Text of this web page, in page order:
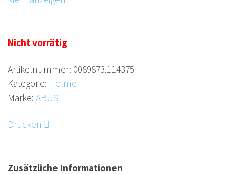
Radfahrer ein unverzichtbarer Begleiter. Denn
Schäden.
ABUS bietet mit dem Pedelec 2.0 ACE einen
Fahrradhelm, der die hohen
Sicherheitsanforderungen der Großstadt erfüllt. Mit
seinem tiefen Schläfenbereich bietet er dem Träger
Nicht vorrätig
Artikelnummer: 0089873.114375
Kategorie: Helme
Marke: ABUS
Drucken
Zusätzliche Informationen